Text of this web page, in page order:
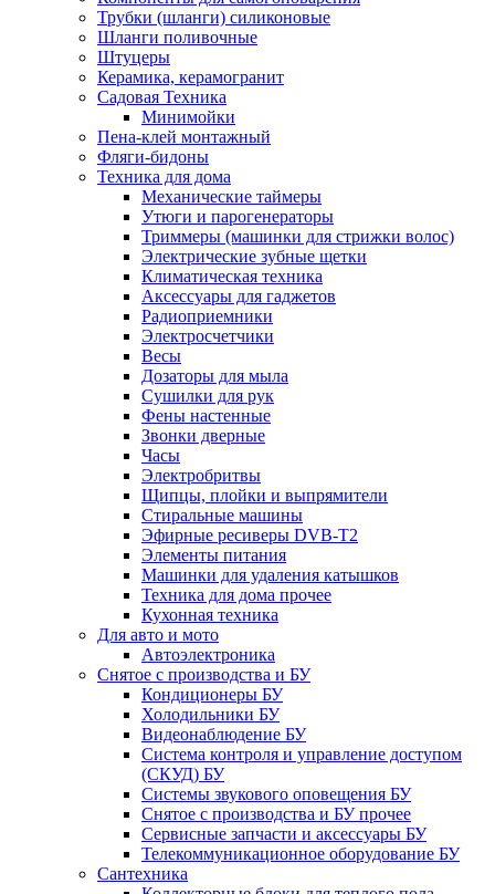
Трубки (шланги) силиконовые
Шланги поливочные
Штуцеры
Керамика, керамогранит
Садовая Техника
Минимойки
Пена-клей монтажный
Фляги-бидоны
Техника для дома
Механические таймеры
Утюги и парогенераторы
Триммеры (машинки для стрижки волос)
Электрические зубные щетки
Климатическая техника
Аксессуары для гаджетов
Радиоприемники
Электросчетчики
Весы
Дозаторы для мыла
Сушилки для рук
Фены настенные
Звонки дверные
Часы
Электробритвы
Щипцы, плойки и выпрямители
Стиральные машины
Эфирные ресиверы DVB-T2
Элементы питания
Машинки для удаления катышков
Техника для дома прочее
Кухонная техника
Для авто и мото
Автоэлектроника
Снятое с производства и БУ
Кондиционеры БУ
Холодильники БУ
Видеонаблюдение БУ
Система контроля и управление доступом
(СКУД) БУ
Системы звукового оповещения БУ
Снятое с производства и БУ прочее
Сервисные запчасти и аксессуары БУ
Телекоммуникационное оборудование БУ
Сантехника